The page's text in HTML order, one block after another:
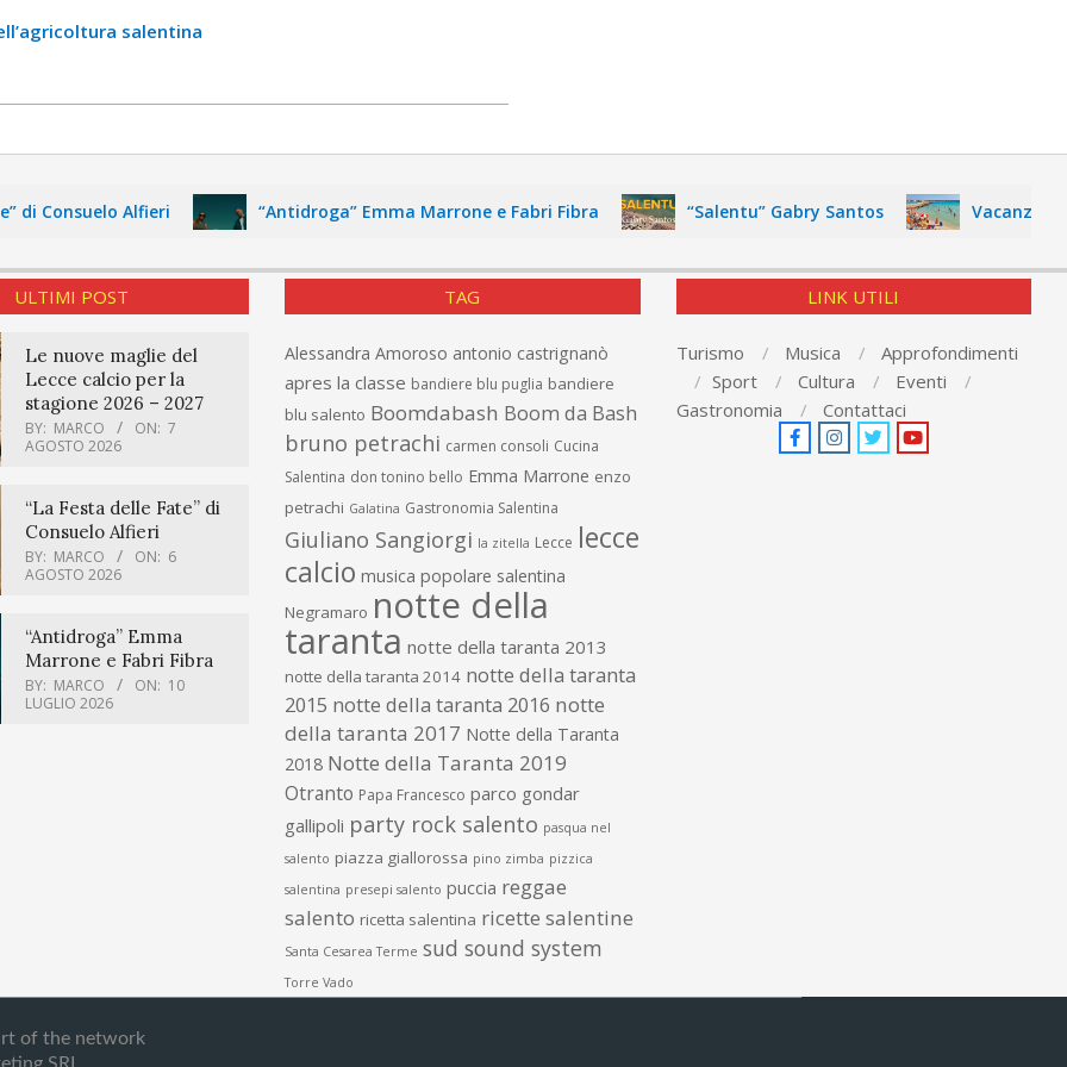
salentina
Alfieri “Antidroga” Emma Marrone e Fabri Fibra “Salentu” Gabry Santos Vacanza nel
ULTIMI POST
Le nuove maglie del
Lecce calcio per la
stagione 2026 – 2027
BY: MARCO ON: 7
AGOSTO 2026
“La Festa delle Fate” di
Consuelo Alfieri
BY: MARCO ON: 6
AGOSTO 2026
“Antidroga” Emma
Marrone e Fabri Fibra
BY: MARCO ON: 10
LUGLIO 2026
TAG
Alessandra Amoroso antonio castrignanò
apres la classe bandiere blu puglia bandiere
blu salento Boomdabash Boom da Bash
bruno petrachi carmen consoli Cucina
Salentina don tonino bello Emma Marrone enzo
petrachi Galatina Gastronomia Salentina
Giuliano Sangiorgi la zitella Lecce lecce
calcio musica popolare salentina
Negramaro notte della
taranta notte della taranta 2013
notte della taranta 2014 notte della taranta
2015 notte della taranta 2016 notte
della taranta 2017 Notte della Taranta
2018 Notte della Taranta 2019
Otranto Papa Francesco parco gondar
gallipoli party rock salento pasqua nel
salento piazza giallorossa pino zimba pizzica
salentina presepi salento puccia reggae
salento ricetta salentina ricette salentine
Santa Cesarea Terme sud sound system
Torre Vado
LINK UTILI
Turismo Musica
Approfondimenti
Sport
Cultura
Eventi
Gastronomia
Contattaci
of the network